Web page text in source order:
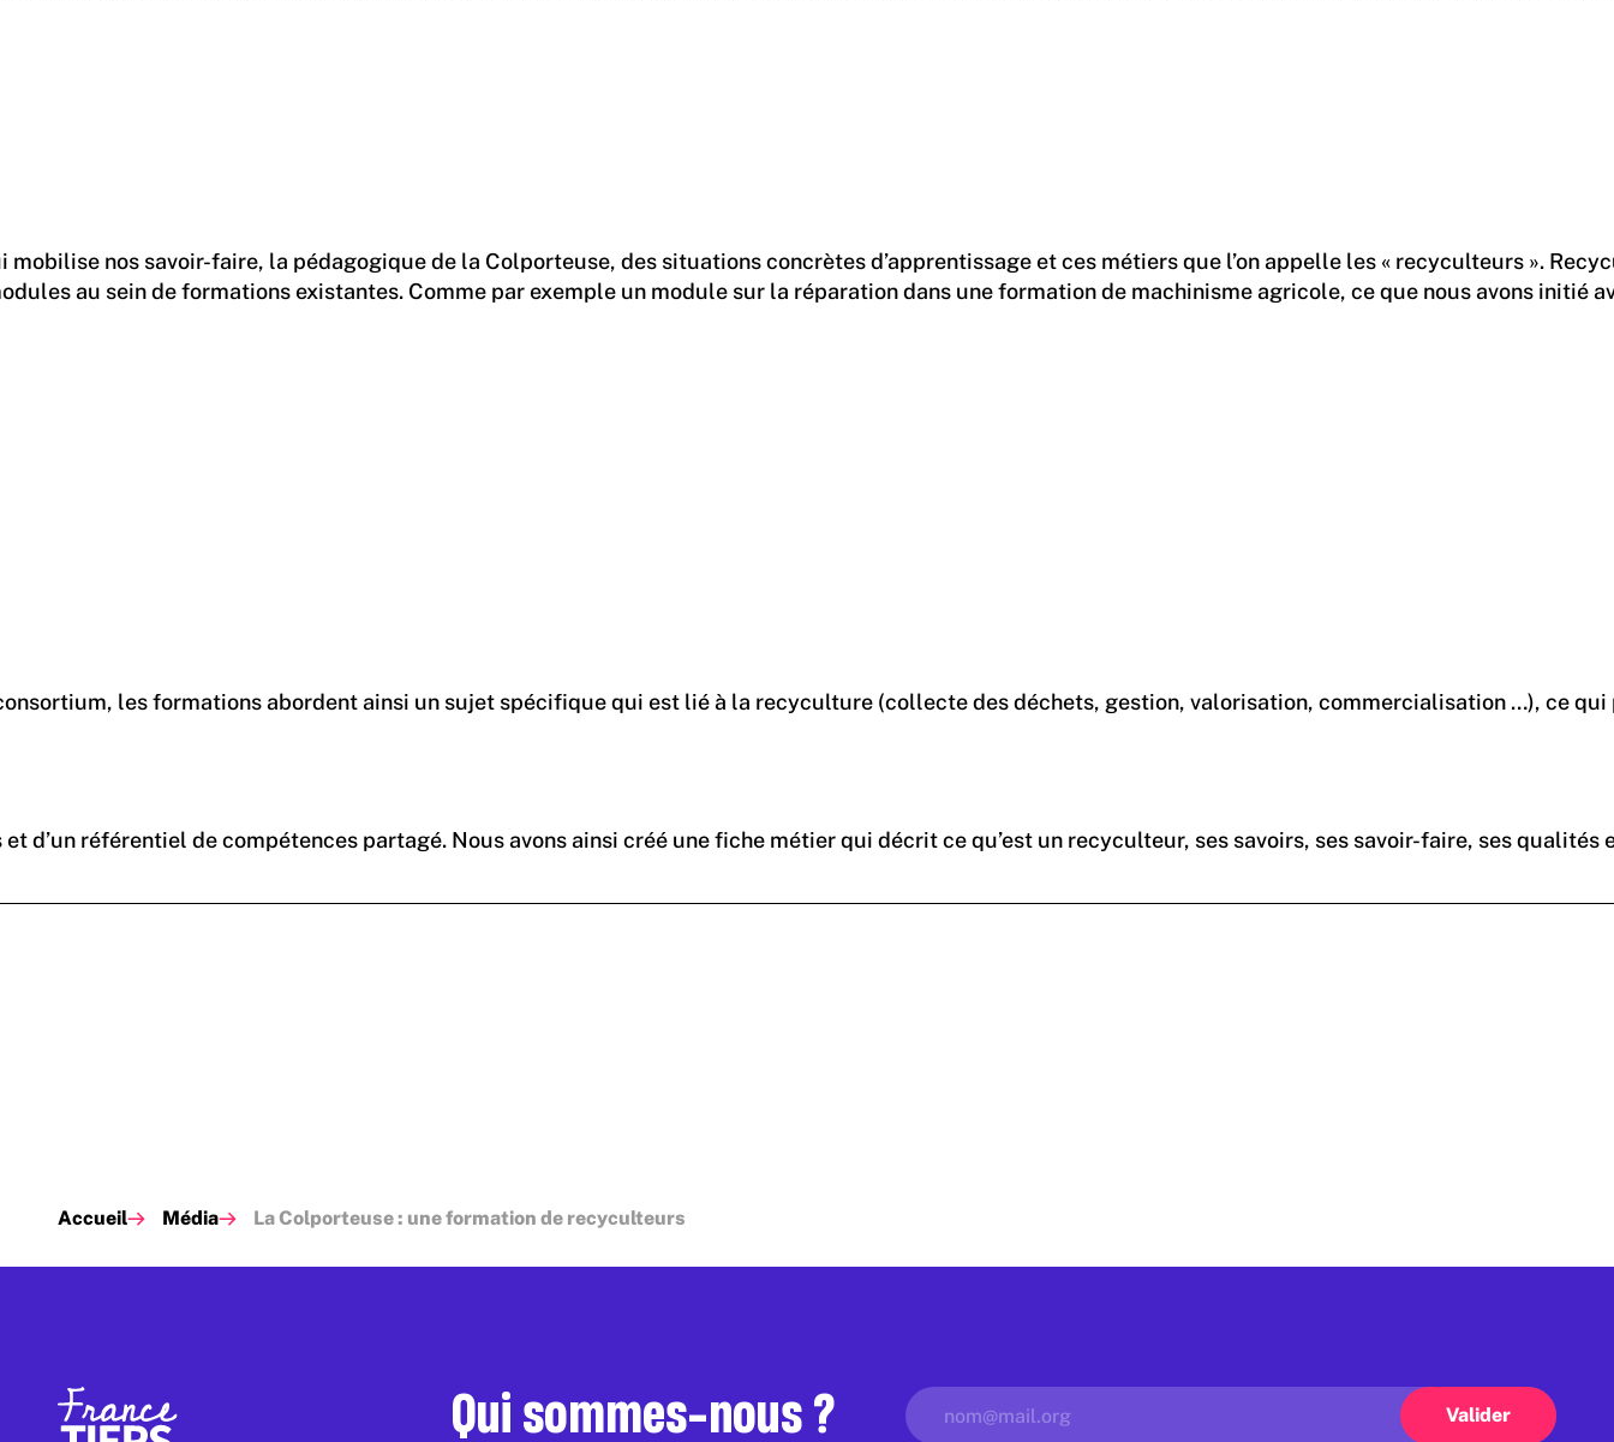
nos savoir-faire, la pédagogique de la Colporteuse, des situations concrètes d’apprentissage et ces métiers que l’on appelle les « recyculteurs ».
de formations existantes. Comme par exemple un module sur la réparation dans une formation de machinisme agricole, ce que nous
les formations abordent ainsi un sujet spécifique qui est lié à la recyculture (collecte des déchets, gestion, valorisation, commercialisation …), ce
de compétences partagé. Nous avons ainsi créé une fiche métier qui décrit ce qu’est un recyculteur, ses savoirs, ses savoir-faire, ses
Accueil Média La Colporteuse : une formation de recyculteurs
Qui sommes-nous ?